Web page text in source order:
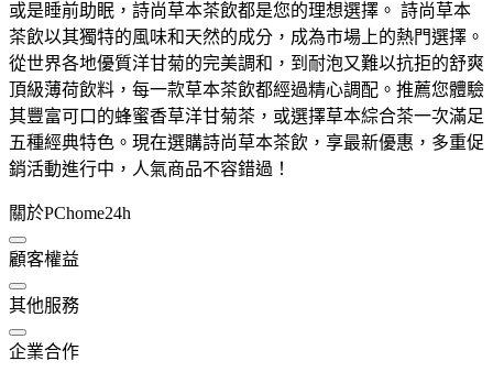
或是睡前助眠，詩尚草本茶飲都是您的理想選擇。 詩尚草本
茶飲以其獨特的風味和天然的成分，成為市場上的熱門選擇。
從世界各地優質洋甘菊的完美調和，到耐泡又難以抗拒的舒爽
頂級薄荷飲料，每一款草本茶飲都經過精心調配。推薦您體驗
其豐富可口的蜂蜜香草洋甘菊茶，或選擇草本綜合茶一次滿足
五種經典特色。現在選購詩尚草本茶飲，享最新優惠，多重促
銷活動進行中，人氣商品不容錯過！
關於PChome24h
顧客權益
其他服務
企業合作